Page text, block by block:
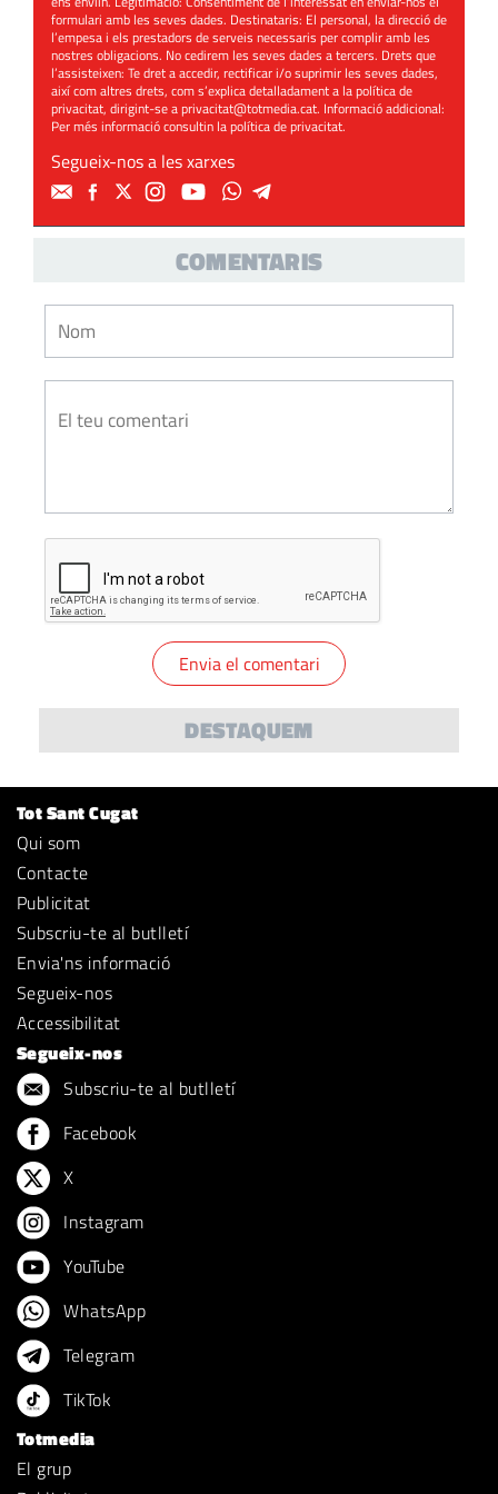
formulari amb les seves dades. Destinataris: El personal, la direcció de
l’empesa i els prestadors de serveis necessaris per complir amb les
nostres obligacions. No cedirem les seves dades a tercers. Drets que
l’assisteixen: Te dret a accedir, rectificar i/o suprimir les seves dades,
així com altres drets, com s’explica detalladament a la política de
privacitat, dirigint-se aprivacitat@totmedia.cat. Informació addicional:
Per més informació consultin lapolítica de privacitat.
Segueix-nos a les xarxes
COMENTARIS
DESTAQUEM
Tot Sant Cugat
Qui som
Contacte
Publicitat
Subscriu-te al butlletí
Envia'ns informació
Segueix-nos
Accessibilitat
Segueix-nos
Subscriu-te al butlletí
Facebook
X
Instagram
YouTube
WhatsApp
Telegram
TikTok
Totmedia
El grup